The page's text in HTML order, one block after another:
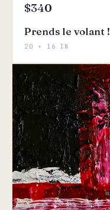
$340
Prends le volant !
20 × 16 IN